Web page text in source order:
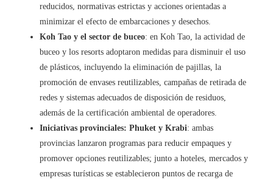
reducidos, normativas estrictas y acciones orientadas a
minimizar el efecto de embarcaciones y desechos.
Koh Tao y el sector de buceo: en Koh Tao, la actividad de
buceo y los resorts adoptaron medidas para disminuir el uso
de plásticos, incluyendo la eliminación de pajillas, la
promoción de envases reutilizables, campañas de retirada de
redes y sistemas adecuados de disposición de residuos,
además de la certificación ambiental de operadores.
Iniciativas provinciales: Phuket y Krabi: ambas
provincias lanzaron programas para reducir empaques y
promover opciones reutilizables; junto a hoteles, mercados y
empresas turísticas se establecieron puntos de recarga de